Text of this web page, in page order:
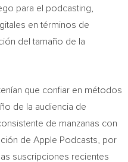
para el podcasting,
en términos de
del tamaño de la
que confiar en métodos
de la audiencia de
de manzanas con
de Apple Podcasts, por
suscripciones recientes